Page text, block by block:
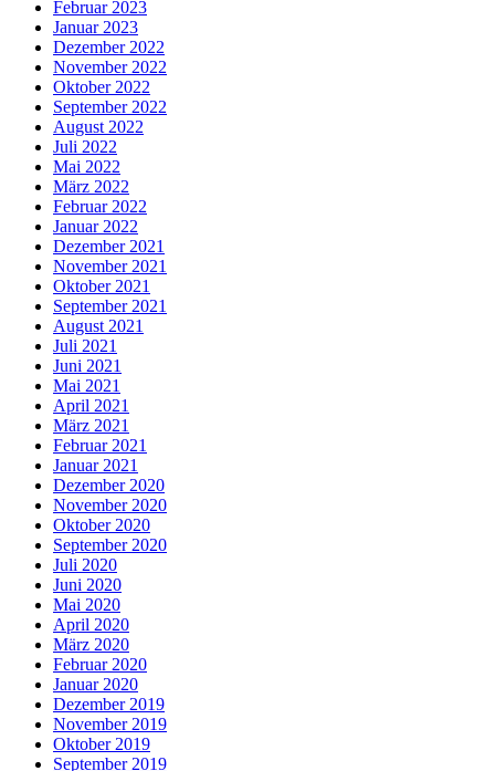
Februar 2023
Januar 2023
Dezember 2022
November 2022
Oktober 2022
September 2022
August 2022
Juli 2022
Mai 2022
März 2022
Februar 2022
Januar 2022
Dezember 2021
November 2021
Oktober 2021
September 2021
August 2021
Juli 2021
Juni 2021
Mai 2021
April 2021
März 2021
Februar 2021
Januar 2021
Dezember 2020
November 2020
Oktober 2020
September 2020
Juli 2020
Juni 2020
Mai 2020
April 2020
März 2020
Februar 2020
Januar 2020
Dezember 2019
November 2019
Oktober 2019
September 2019